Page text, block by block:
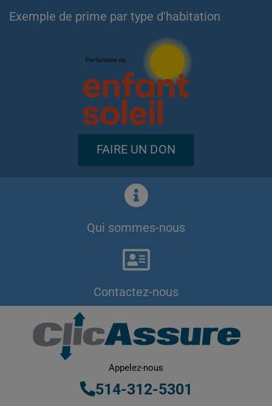
Exemple de prime par type d'habitation
FAIRE UN DON
Qui sommes-nous
Contactez-nous
Appelez-nous
514-312-5301